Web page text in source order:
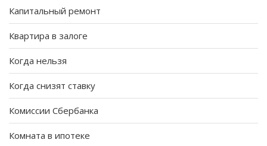
Капитальный ремонт
Квартира в залоге
Когда нельзя
Когда снизят ставку
Комиссии Сбербанка
Комната в ипотеке